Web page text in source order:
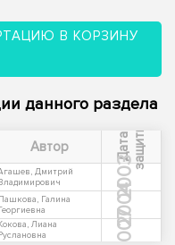
В КОРЗИНУ
данного раздела
Автор Д
а
т
а
з
а
щ
и
т ы
Дмитрий
2003
Галина
2004
Лиана
2007